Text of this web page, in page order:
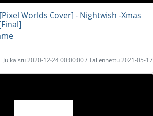
Worlds Cover] - Nightwish -Xmas
Julkaistu 2020-12-24 00:00:00 / Tallennettu 2021-05-17